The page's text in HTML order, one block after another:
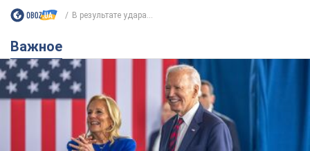
В результате удара...
Важное